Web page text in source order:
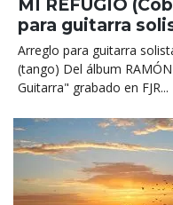
MI REFUGIO
para guitarra
Arreglo para guitarra
(tango) Del álbum
Guitarra" grabado en FJR...